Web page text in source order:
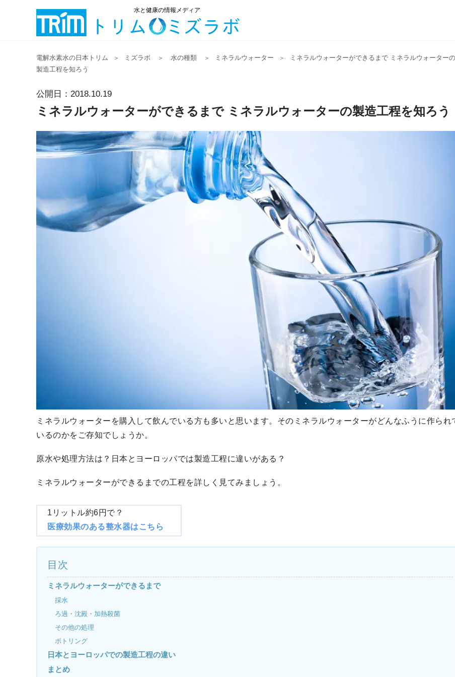
水と健康の情報メディア
電解水素水の日本トリム ＞ ミズラボ ＞ 水の種類 ＞ ミネラルウォーター ＞
ミネラルウォーターができるまで ミネラルウォーターの
製造工程を知ろう
公開日：2018.10.19
ミネラルウォーターができるまで ミネラルウォーターの製造工程を知ろう
ミネラルウォーターを購入して飲んでいる方も多いと思います。そのミネラルウォーターがどんなふうに作られ
いるのかをご存知でしょうか。
原水や処理方法は？日本とヨーロッパでは製造工程に違いがある？
ミネラルウォーターができるまでの工程を詳しく見てみましょう。
1リットル約6円で？
医療効果のある整水器はこちら
目次
ミネラルウォーターができるまで
採水
ろ過・沈殿・加熱殺菌
その他の処理
ボトリング
日本とヨーロッパでの製造工程の違い
まとめ